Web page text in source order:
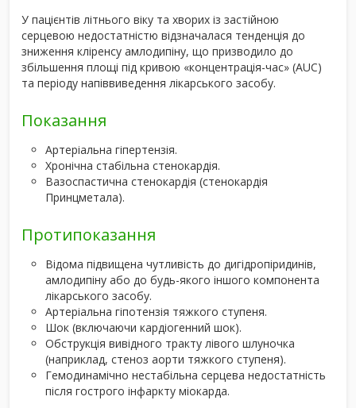
У пацієнтів літнього віку та хворих із застійною
серцевою недостатністю відзначалася тенденція до
зниження кліренсу амлодипіну, що призводило до
збільшення площі під кривою «концентрація-час» (AUC)
та періоду напіввиведення лікарського засобу.
Показання
Артеріальна гіпертензія.
Хронічна стабільна стенокардія.
Вазоспастична стенокардія (стенокардія
Принцметала).
Протипоказання
Відома підвищена чутливість до дигідропіридинів,
амлодипіну або до будь-якого іншого компонента
лікарського засобу.
Артеріальна гіпотензія тяжкого ступеня.
Шок (включаючи кардіогенний шок).
Обструкція вивідного тракту лівого шлуночка
(наприклад, стеноз аорти тяжкого ступеня).
Гемодинамічно нестабільна серцева недостатність
після гострого інфаркту міокарда.